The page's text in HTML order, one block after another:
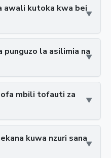
awali kutoka kwa bei
punguzo la asilimia na
mbili tofauti za
kuwa nzuri sana